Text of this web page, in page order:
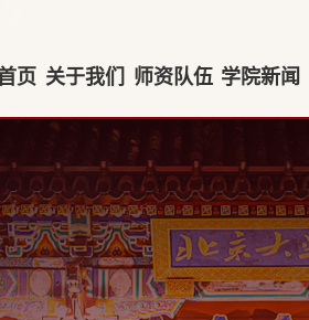
页 关于我们 师资队伍 学院新闻